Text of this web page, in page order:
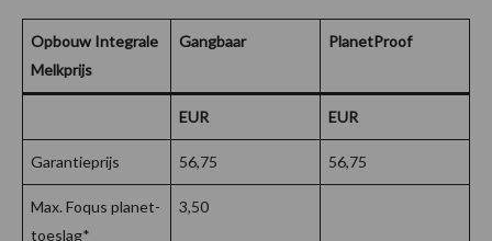
Opbouw Integrale
Melkprijs
Gangbaar PlanetProof
EUR EUR
Garantieprijs 56,75 56,75
Max. Foqus planet-
toeslag*
3,50